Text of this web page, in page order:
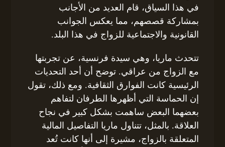
في هذا السياق، قام العديد من الأجانب
بمشاركة قصصهم، مما يعكس الجوانب
القانونية والاجتماعية للزواج في هذا البلد.
تتحدث ماريا، وهي سيدة فرنسية، عن تجربتها
مع الزواج من عراقي. توضح أن أحد التحديات
الرئيسية كانت الفوارق الثقافية. ومع ذلك، تقول
إن الحماسة التي أظهرها الطرفان لتفاهم
بعضهما البعض ساهمت بشكل كبير في نجاح
العلاقة. بالمثل، تتناول ماريا التفاصيل المالية
المتعلقة بالزواج، مشيرة إلى أنها كانت تُعد